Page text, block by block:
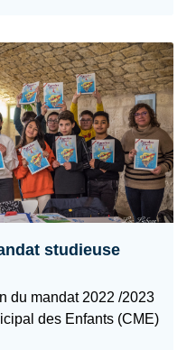
studieuse
du mandat 2022 /2023
des Enfants (CME)